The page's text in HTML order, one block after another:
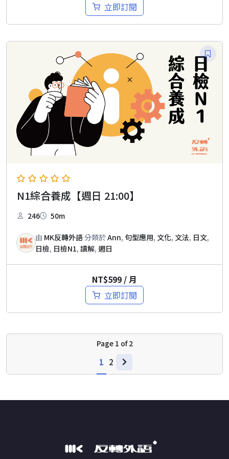
立即訂閱
N1綜合養成【週日 21:00】
246 50m
由 MK反轉外語分類於Ann, 句型應用, 文化, 文法, 日文,
日檢, 日檢N1, 讀解, 週日
NT$599 / 月
立即訂閱
Page 1 of2
1 2